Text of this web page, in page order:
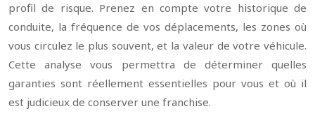
profil de risque. Prenez en compte votre historique de
conduite, la fréquence de vos déplacements, les zones où
vous circulez le plus souvent, et la valeur de votre véhicule.
Cette analyse vous permettra de déterminer quelles
garanties sont réellement essentielles pour vous et où il
est judicieux de conserver une franchise.